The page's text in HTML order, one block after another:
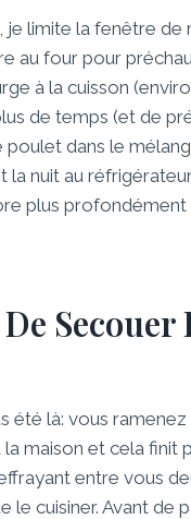
je limite la fenêtre de
au four pour
à la cuisson
de temps (et de
poulet dans le
la nuit au
plus profondément
Secouer
été là: vous
maison et cela finit
entre vous
le cuisiner. Avant de